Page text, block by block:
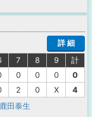
詳 細
7 8 9
計
0 0 0
0
2 0 X
4
鹿田泰生